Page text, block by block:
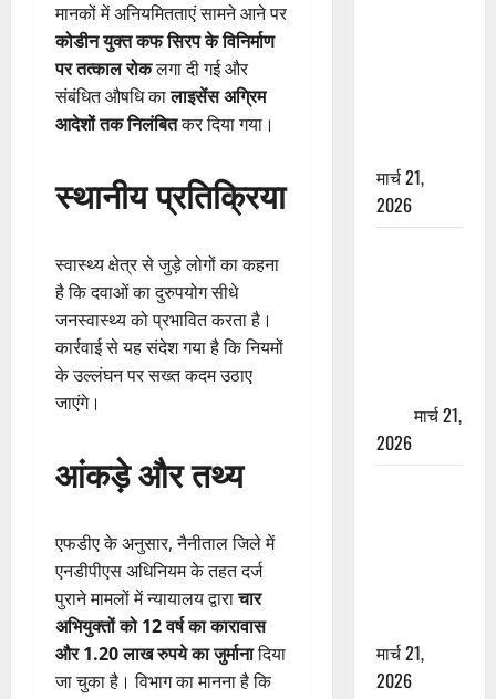
मानकों में अनियमितताएं सामने आने पर
कोडीन युक्त कफ सिरप के विनिर्माण
पर तत्काल रोकलगा दी गई और
संबंधित औषधि कालाइसेंस अग्रिम
आदेशों तक निलंबितकर दिया गया।
स्थानीय प्रतिक्रिया
स्वास्थ्य क्षेत्र से जुड़े लोगों का कहना
है कि दवाओं का दुरुपयोग सीधे
जनस्वास्थ्य को प्रभावित करता है।
कार्रवाई से यह संदेश गया है कि नियमों
के उल्लंघन पर सख्त कदम उठाए
जाएंगे।
आंकड़े और तथ्य
एफडीए के अनुसार, नैनीताल जिले में
एनडीपीएस अधिनियम के तहत दर्ज
पुराने मामलों में न्यायालय द्वाराचार
अभियुक्तों को 12 वर्ष का कारावास
और 1.20 लाख रुपये का जुर्मानादिया
जा चुका है। विभाग का मानना है कि
मार्च 21,
2026
मार्च 21,
2026
मार्च 21,
2026